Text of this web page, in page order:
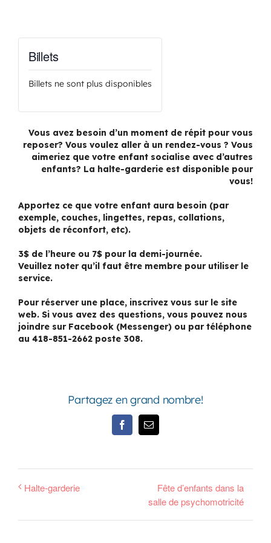
Billets
Billets ne sont plus disponibles
Vous avez besoin d’un moment de répit pour vous
reposer? Vous voulez aller à un rendez-vous ? Vous
aimeriez que votre enfant socialise avec d’autres
enfants? La halte-garderie est disponible pour
vous!
Apportez ce que votre enfant aura besoin (par
exemple, couches, lingettes, repas, collations,
objets de réconfort, etc).
3$ de l’heure ou 7$ pour la demi-journée.
Veuillez noter qu’il faut être membre pour utiliser le
service.
Pour réserver une place, inscrivez vous sur le site
web. Si vous avez des questions, vous pouvez nous
joindre sur Facebook (Messenger) ou par téléphone
au 418-851-2662 poste 308.
Partagez en grand nombre!
FacebookEmail
Halte-garderie
Fête d’enfants dans la
salle de psychomotricité